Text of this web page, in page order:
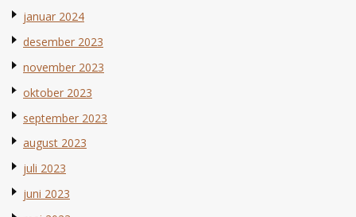
januar 2024
desember 2023
november 2023
oktober 2023
september 2023
august 2023
juli 2023
juni 2023